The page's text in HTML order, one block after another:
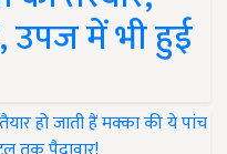
में भी हुई